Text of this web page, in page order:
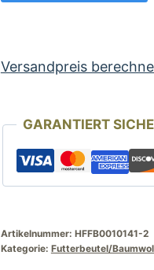
Motiv
Versandpreis
GARANTIERT
Artikelnummer: HFFB0010141-2
Kategorie: Futterbeutel/